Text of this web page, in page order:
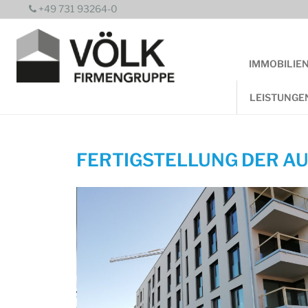
Inhalt
springen
+49 731 93264-0
FERTIGSTELLUNG DER